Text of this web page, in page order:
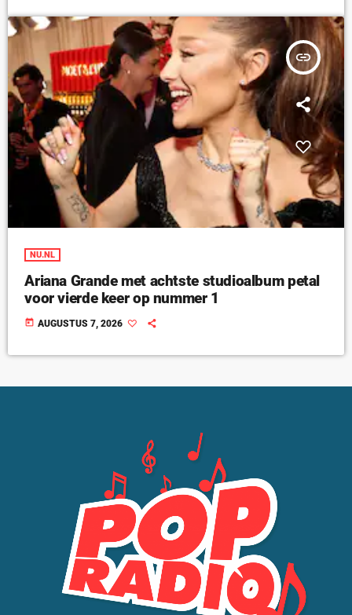
insert_link
NU.NL
Ariana Grande met achtste studioalbum petal
voor vierde keer op nummer 1
today AUGUSTUS 7, 2026